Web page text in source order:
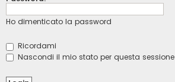
Ho dimenticato la password
Ricordami
Nascondi il mio stato per questa sessione